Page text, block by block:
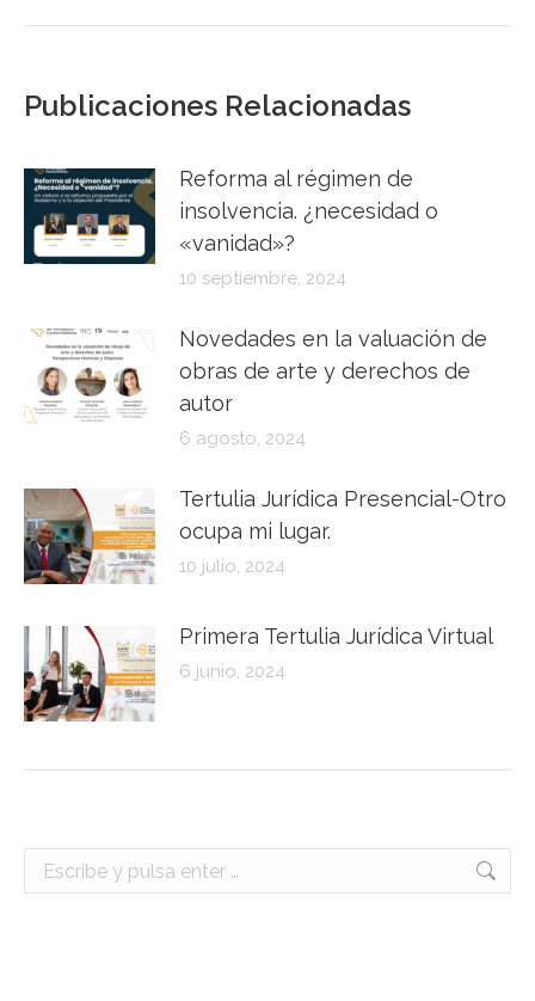
Publicaciones Relacionadas
Reforma al régimen de
insolvencia. ¿necesidad o
«vanidad»?
10 septiembre, 2024
Novedades en la valuación de
obras de arte y derechos de
autor
6 agosto, 2024
Tertulia Jurídica Presencial-Otro
ocupa mi lugar.
10 julio, 2024
Primera Tertulia Jurídica Virtual
6 junio, 2024
Buscar: